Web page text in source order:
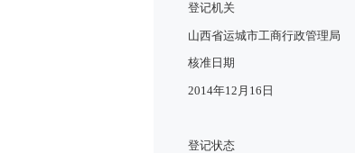
登记机关
山西省运城市工商行政管理局
核准日期
2014年12月16日
登记状态